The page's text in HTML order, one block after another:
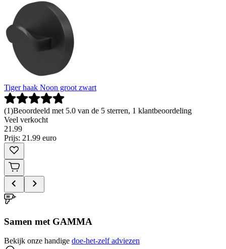
Tiger haak Noon groot zwart
(1)Beoordeeld met 5.0 van de 5 sterren, 1 klantbeoordeling
Veel verkocht
21 .99
Prijs: 21.99 euro
Samen met GAMMA
Bekijk onze handige doe-het-zelf adviezen